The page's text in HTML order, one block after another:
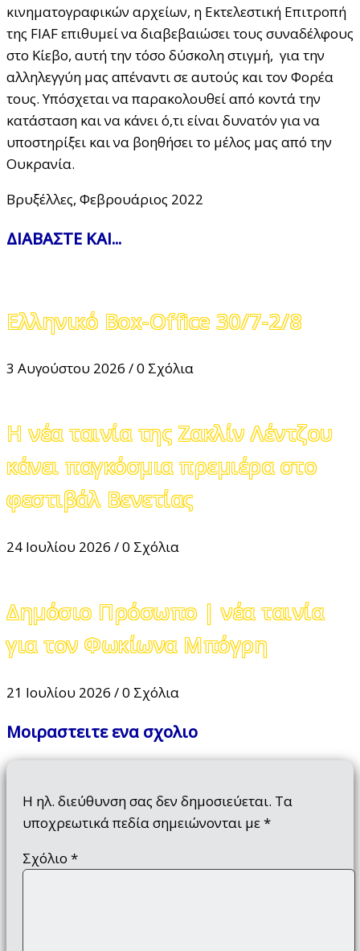
κινηματογραφικών αρχείων, η Eκτελεστική Eπιτροπή
της FIAF επιθυμεί να διαβεβαιώσει τους συναδέλφους
στο Κίεβο, αυτή την τόσο δύσκολη στιγμή, για την
αλληλεγγύη μας απέναντι σε αυτούς και τον Φορέα
τους. Υπόσχεται να παρακολουθεί από κοντά την
κατάσταση και να κάνει ό,τι είναι δυνατόν για να
υποστηρίξει και να βοηθήσει το μέλος μας από την
Ουκρανία.
Βρυξέλλες, Φεβρουάριος 2022
ΔΙΑΒΑΣΤΕ ΚΑΙ...
Ελληνικό Box-Office 30/7-2/8
3 Αυγούστου 2026 /0 Σχόλια
Η νέα ταινία της Ζακλίν Λέντζου
κάνει παγκόσμια πρεμιέρα στο
φεστιβάλ Βενετίας
24 Ιουλίου 2026 /0 Σχόλια
Δημόσιο Πρόσωπο | νέα ταινία
για τον Φωκίωνα Μπόγρη
21 Ιουλίου 2026 /0 Σχόλια
Μοιραστειτε ενα σχολιο
Η ηλ. διεύθυνση σας δεν δημοσιεύεται. Τα
υποχρεωτικά πεδία σημειώνονται με*
Σχόλιο *